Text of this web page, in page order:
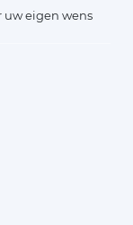
uw eigen wens